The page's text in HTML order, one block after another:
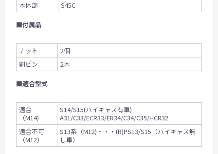
本体部 S45C
■付属品
ナット
2個
割ピン
2本
■適合型式
適合
（M14)
S14/S15(ハイキャス有車)
A31/C33/ECR33/ER34/C34/C35/HCR32
適合不可
（M12）
S13系（M12)・・・(R)PS13/S15（ハイキャス無
し車）